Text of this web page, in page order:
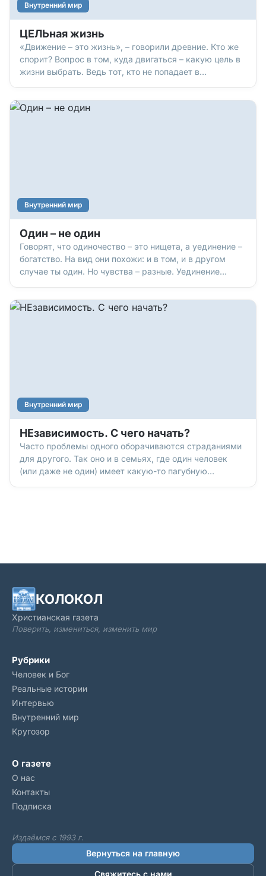
Внутренний мир
ЦЕЛЬная жизнь
«Движение – это жизнь», – говорили древние. Кто же
спорит? Вопрос в том, куда двигаться – какую цель в
жизни выбрать. Ведь тот, кто не попадает в
раньше «прицелишься», тем больше шансов попасть
Внутренний мир
Один – не один
Говорят, что одиночество – это нищета, а уединение –
богатство. На вид они похожи: и в том, и в другом
случае ты один. Но чувства – разные. Уединение
бегут. Бежать бесполезно, а вот победить одиночество
Внутренний мир
НЕзависимость. С чего начать?
Часто проблемы одного оборачиваются страданиями
для другого. Так оно и в семьях, где один человек
(или даже не один) имеет какую-то пагубную
КОЛОКОЛ
Христианская газета
Поверить, измениться, изменить мир
Рубрики
Человек и Бог
Реальные истории
Интервью
Внутренний мир
Кругозор
О газете
О нас
Контакты
Подписка
Издаёмся с 1993 г.
Вернуться на главную
Свяжитесь с нами